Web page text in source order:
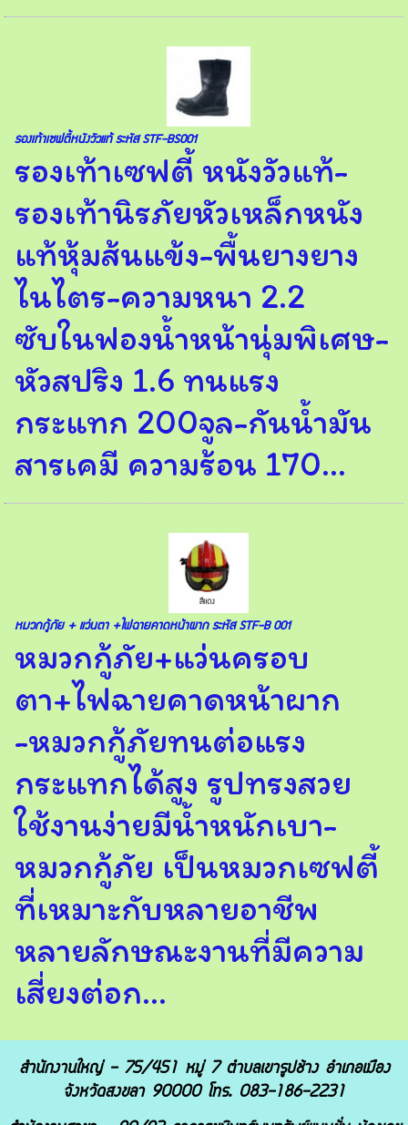
รองเท้าเซฟตี้หนังวัวแท้ ระหัส STF-BS001
รองเท้าเซฟตี้ หนังวัวแท้-
รองเท้านิรภัยหัวเหล็กหนัง
แท้หุ้มส้นแข้ง-พื้นยางยาง
ไนไตร-ความหนา 2.2
ซับในฟองน้ำหน้านุ่มพิเศษ-
หัวสปริง 1.6 ทนแรง
กระแทก 200จูล-กันน้ำมัน
สารเคมี ความร้อน 170...
หมวกกู้ภัย + แว่นตา +ไฟฉายคาดหน้าผาก ระหัส STF-B 001
หมวกกู้ภัย+แว่นครอบ
ตา+ไฟฉายคาดหน้าผาก
-หมวกกู้ภัยทนต่อแรง
กระแทกได้สูง รูปทรงสวย
ใช้งานง่ายมีน้ำหนักเบา-
หมวกกู้ภัย เป็นหมวกเซฟตี้
ที่เหมาะกับหลายอาชีพ
หลายลักษณะงานที่มีความ
เสี่ยงต่อก...
สำนักงานใหญ่ - 75/451 หมู่ 7 ตำบลเขารูปช้าง อำเภอเมือง
จังหวัดสงขลา 90000 โทร. 083-186-2231